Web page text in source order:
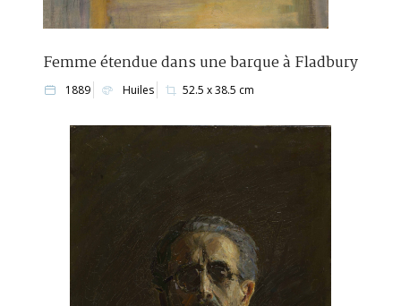
Femme étendue dans une barque à Fladbury
1889 Huiles 52.5 x 38.5 cm